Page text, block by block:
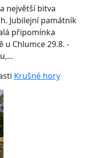
největší bitva
Jubilejní památník
připomínka
u Chlumce 29.8. -
Krušné hory